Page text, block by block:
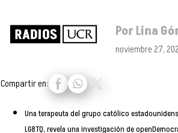
Por Lina
noviembre 27,
Compartir en:
Una terapeuta del grupo católico
LGBTQ, revela una investigación de